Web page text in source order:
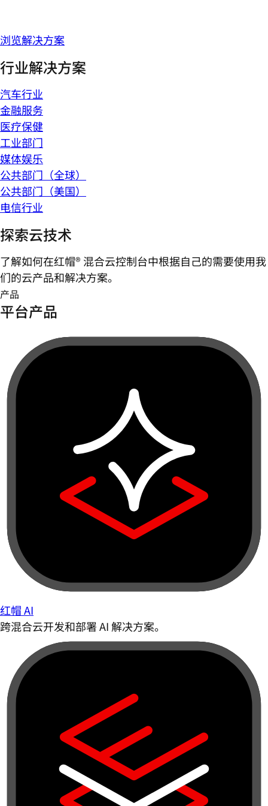
浏览解决方案
行业解决方案
汽车行业
金融服务
医疗保健
工业部门
媒体娱乐
公共部门（全球）
公共部门（美国）
电信行业
探索云技术
了解如何在红帽® 混合云控制台中根据自己的需要使用我
们的云产品和解决方案。
产品
平台产品
红帽 AI
跨混合云开发和部署 AI 解决方案。